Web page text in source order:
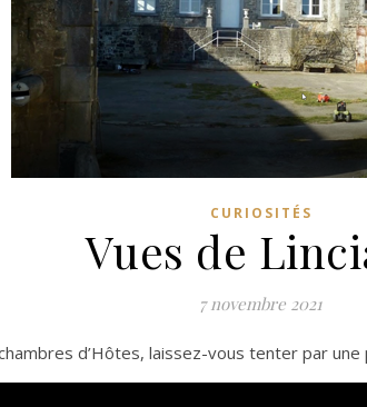
CURIOSITÉS
Vues de
7 novembre 2021
d’Hôtes, laissez-vous tenter par